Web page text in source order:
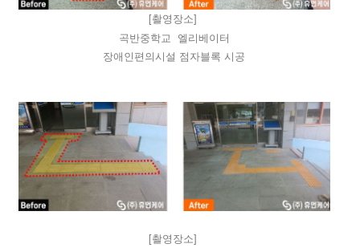
[촬영장소]
곡반중학교 엘리베이터
장애인편의시설 점자블록 시공
[촬영장소]